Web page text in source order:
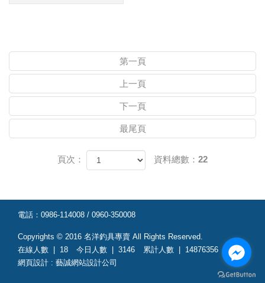
第一頁
上一頁
下一頁
最尾頁
頁次： 資料總數：22
電話： 0986-114008 / 0960-350008
Copyrights © 2016 名洋釣具專賣 All Rights Reserved.
在線人數 | 18 今日人數 | 3146 累計人數 | 14876356
網頁設計 : 藝誠網站設計公司